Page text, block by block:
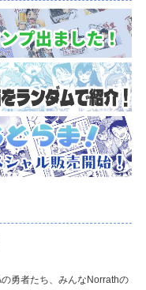
勇者たち、みんなNorrathの